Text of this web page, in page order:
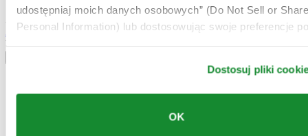
udostępniaj moich danych osobowych” (Do Not Sell or
Personal Information) lub dostosowując swoje preferencje
Dostosuj pliki
OK
Zapisz się, aby otrzymywać najświeższe informacje
Zapisz się
Wybierz kraj / region
Belgia